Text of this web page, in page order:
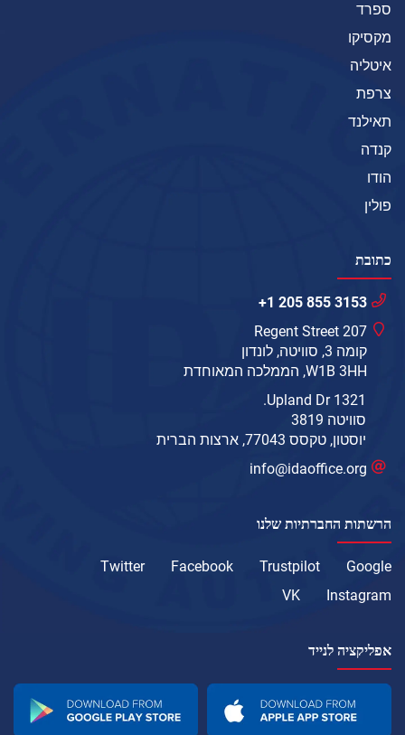
ספרד
מקסיקו
איטליה
צרפת
תאילנד
קנדה
הודו
פולין
כתובת
+1 205 855 3153
207 Regent Street
קומה 3, סוויטה, לונדון
W1B 3HH, הממלכה המאוחדת
1321 Upland Dr.
סוויטה 3819
יוסטון, טקסס 77043, ארצות הברית
info@idaoffice.org
הרשתות החברתיות שלנו
Google
Trustpilot
Facebook
Twitter
Instagram
VK
אפליקציה לנייד